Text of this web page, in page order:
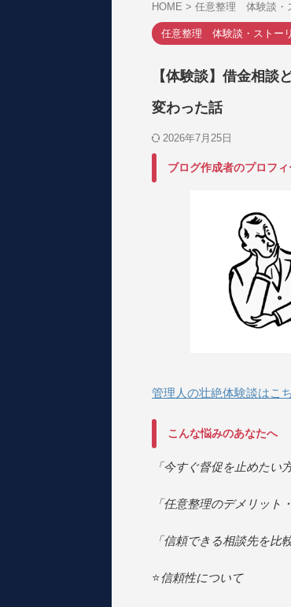
HOME > 任意整理 体験談・
任意整理 体験談・ストー
【体験談】借金相談
変わった話
2026年7月25日
ブログ作成者のプロフ
管理人の壮絶体験談はこ
こんな悩みのあなたへ
「今すぐ督促を止めたい
「任意整理のデメリット
「信頼できる相談先を比
⭐️信頼性について